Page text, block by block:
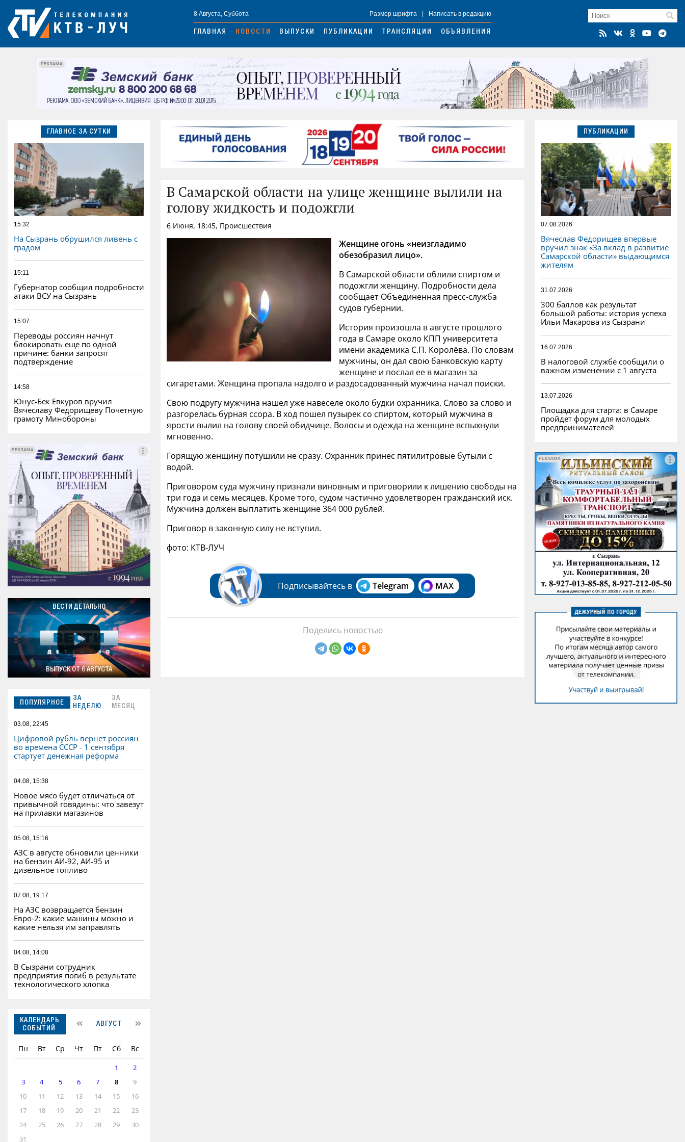
8 Августа, Суббота Размер шрифта Написать в редакцию
ГЛАВНАЯ НОВОСТИ ВЫПУСКИ ПУБЛИКАЦИИ ТРАНСЛЯЦИИ ОБЪЯВЛЕНИЯ
РЕКЛАМА
ГЛАВНОЕ ЗА СУТКИ
15:32
На Сызрань обрушился ливень с
градом
15:11
Губернатор сообщил подробности
атаки ВСУ на Сызрань
15:07
Переводы россиян начнут
блокировать еще по одной
причине: банки запросят
подтверждение
14:58
Юнус-Бек Евкуров вручил
Вячеславу Федорищеву Почетную
грамоту Минобороны
РЕКЛАМА
РЕКЛАМА
ВЕСТИ ДЕТАЛЬНО
ВЫПУСК ОТ 6 АВГУСТА
ПОПУЛЯРНОЕ
ЗА
НЕДЕЛЮ
ЗА
МЕСЯЦ
03.08, 22:45
Цифровой рубль вернет россиян
во времена СССР - 1 сентября
стартует денежная реформа
04.08, 15:38
Новое мясо будет отличаться от
привычной говядины: что завезут
на прилавки магазинов
05.08, 15:16
АЗС в августе обновили ценники
на бензин АИ-92, АИ-95 и
дизельное топливо
07.08, 19:17
На АЗС возвращается бензин
Евро‑2: какие машины можно и
какие нельзя им заправлять
04.08, 14:08
В Сызрани сотрудник
предприятия погиб в результате
технологического хлопка
КАЛЕНДАРЬ
СОБЫТИЙ
АВГУСТ
Пн Вт Ср Чт Пт Сб Вс
1
2
3
4 5 6 7 8
9
10
11 12 13 14 15
16
17
18 19 20 21 22
23
24
25 26 27 28 29
30
31
В Самарской области на улице женщине вылили на
голову жидкость и подожгли
6 Июня, 18:45, Происшествия
Женщине огонь «неизгладимо
обезобразил лицо».
В Самарской области облили спиртом и
подожгли женщину. Подробности дела
сообщает Объединенная пресс-служба
судов губернии.
История произошла в августе прошлого
года в Самаре около КПП университета
имени академика С.П. Королёва. По словам
мужчины, он дал свою банковскую карту
женщине и послал ее в магазин за
сигаретами. Женщина пропала надолго и раздосадованный мужчина начал поиски.
Свою подругу мужчина нашел уже навеселе около будки охранника. Слово за слово и
разгорелась бурная ссора. В ход пошел пузырек со спиртом, который мужчина в
ярости вылил на голову своей обидчице. Волосы и одежда на женщине вспыхнули
мгновенно.
Горящую женщину потушили не сразу. Охранник принес пятилитровые бутыли с
водой.
Приговором суда мужчину признали виновным и приговорили к лишению свободы на
три года и семь месяцев. Кроме того, судом частично удовлетворен гражданский иск.
Мужчина должен выплатить женщине 364 000 рублей.
Приговор в законную силу не вступил.
фото: КТВ-ЛУЧ
Подписывайтесь в Telegram MAX
Поделись новостью
ПУБЛИКАЦИИ
07.08.2026
Вячеслав Федорищев впервые
вручил знак «За вклад в развитие
Самарской области» выдающимся
жителям
31.07.2026
300 баллов как результат
большой работы: история успеха
Ильи Макарова из Сызрани
16.07.2026
В налоговой службе сообщили о
важном изменении с 1 августа
13.07.2026
Площадка для старта: в Самаре
пройдет форум для молодых
предпринимателей
РЕКЛАМА